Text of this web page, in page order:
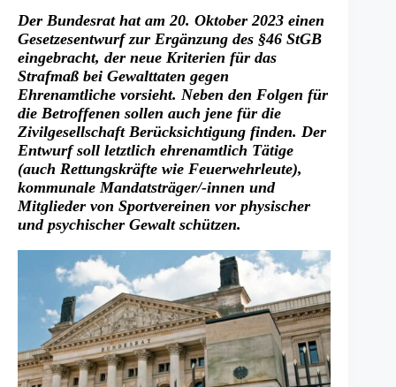
Der Bundesrat hat am 20. Oktober 2023 einen
Gesetzesentwurf zur Ergänzung des §46 StGB
eingebracht, der neue Kriterien für das
Strafmaß bei Gewalttaten gegen
Ehrenamtliche vorsieht. Neben den Folgen für
die Betroffenen sollen auch jene für die
Zivilgesellschaft Berücksichtigung finden. Der
Entwurf soll letztlich ehrenamtlich Tätige
(auch Rettungskräfte wie Feuerwehrleute),
kommunale Mandatsträger/-innen und
Mitglieder von Sportvereinen vor physischer
und psychischer Gewalt schützen.